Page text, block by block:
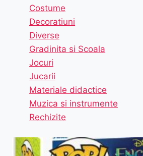
Costume
Decoratiuni
Diverse
Gradinita si Scoala
Jocuri
Jucarii
Materiale didactice
Muzica si instrumente
Rechizite